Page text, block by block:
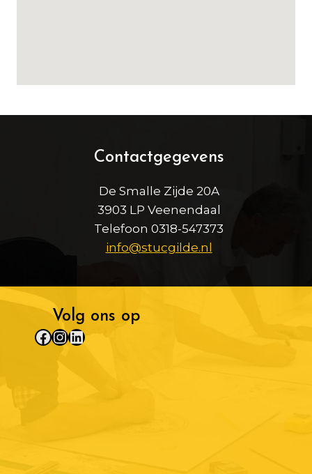
Contactgegevens
De Smalle Zijde 20A
3903 LP Veenendaal
Telefoon 0318-547373
info@stucgilde.nl
Volg ons op
Facebook
Instagram
LinkedIn